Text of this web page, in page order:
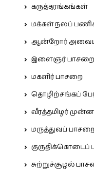
கருத்தரங்கங்கள்
மக்கள் நலப்
ஆன்றோர்
இளைஞர் பாசறை
மகளிர் பாசறை
தொழிற்சங்கப்
வீரத்தமிழர்
மருத்துவப்
குருதிக்கொடைப்
சுற்றுச்சூழல்